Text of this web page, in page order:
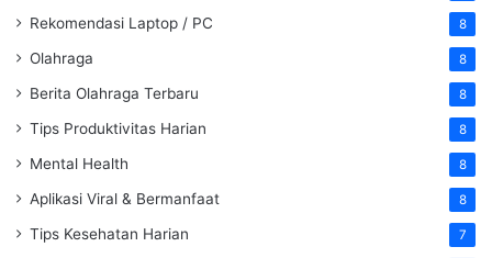
Rekomendasi Laptop / PC 8
Olahraga 8
Berita Olahraga Terbaru 8
Tips Produktivitas Harian 8
Mental Health 8
Aplikasi Viral & Bermanfaat 8
Tips Kesehatan Harian 7